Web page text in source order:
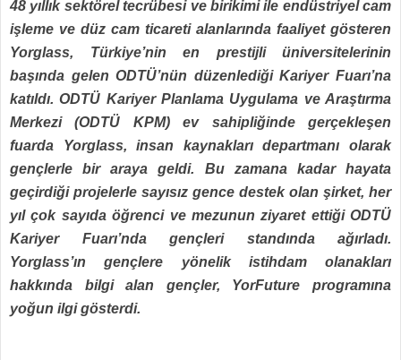
48 yıllık sektörel tecrübesi ve birikimi ile endüstriyel cam
işleme ve düz cam ticareti alanlarında faaliyet gösteren
Yorglass, Türkiye’nin en prestijli üniversitelerinin
başında gelen ODTÜ’nün düzenlediği Kariyer Fuarı’na
katıldı. ODTÜ Kariyer Planlama Uygulama ve Araştırma
Merkezi (ODTÜ KPM) ev sahipliğinde gerçekleşen
fuarda Yorglass, insan kaynakları departmanı olarak
gençlerle bir araya geldi. Bu zamana kadar hayata
geçirdiği projelerle sayısız gence destek olan şirket, her
yıl çok sayıda öğrenci ve mezunun ziyaret ettiği ODTÜ
Kariyer Fuarı’nda gençleri standında ağırladı.
Yorglass’ın gençlere yönelik istihdam olanakları
hakkında bilgi alan gençler, YorFuture programına
yoğun ilgi gösterdi.